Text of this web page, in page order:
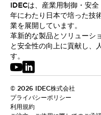
IDECは、産業用制御・安
年にわたり日本で培った技
業を展開しています。
革新的な製品とソリューシ
と安全性の向上に貢献し、
す。
© 2026 IDEC株式会社
プライバシーポリシー
利用規約